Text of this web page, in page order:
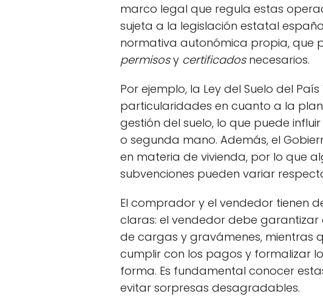
marco legal que regula estas
sujeta a la legislación estatal
normativa autonómica propia, que
permisosy certificadosnecesarios.
Por ejemplo, la Ley del Suelo del
particularidades en cuanto a la
gestión del suelo, lo que puede
o segunda mano. Además, el
en materia de vivienda, por lo que
subvenciones pueden variar
El comprador y el vendedor tienen
claras: el vendedor debe
de cargas y gravámenes, mientras
cumplir con los pagos y formalizar
forma. Es fundamental conocer
evitar sorpresas desagradables.